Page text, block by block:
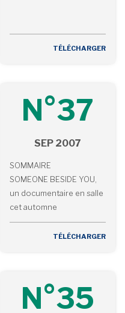
TÉLÉCHARGER
N°37
SEP 2007
SOMMAIRE
SOMEONE BESIDE YOU,
un documentaire en salle
cet automne
TÉLÉCHARGER
N°35